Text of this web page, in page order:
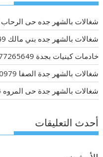
شغالات بالشهر جده حى الرحاب 0577265649
شغالات بالشهر جده بني مالك 0577265649
خادمات كينيات بجدة 0577265649
شغالات بالشهر جدة الصفا 0571400979
شغالات بالشهر جدة حى المروه 0562346904
أحدث التعليقات